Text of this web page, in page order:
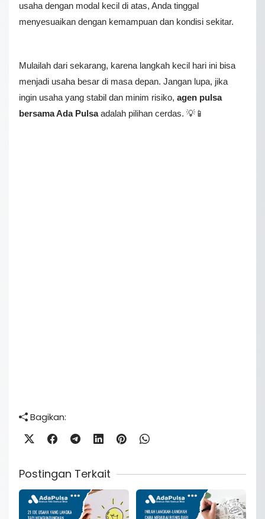
usaha dengan modal kecil di atas, Anda tinggal
menyesuaikan dengan kemampuan dan kondisi sekitar.
Mulailah dari sekarang, karena langkah kecil hari ini bisa
menjadi usaha besar di masa depan. Jangan lupa, jika
ingin usaha yang stabil dan minim risiko, agen pulsa
bersama Ada Pulsaadalah pilihan cerdas. 💡📱
Bagikan:
Postingan Terkait